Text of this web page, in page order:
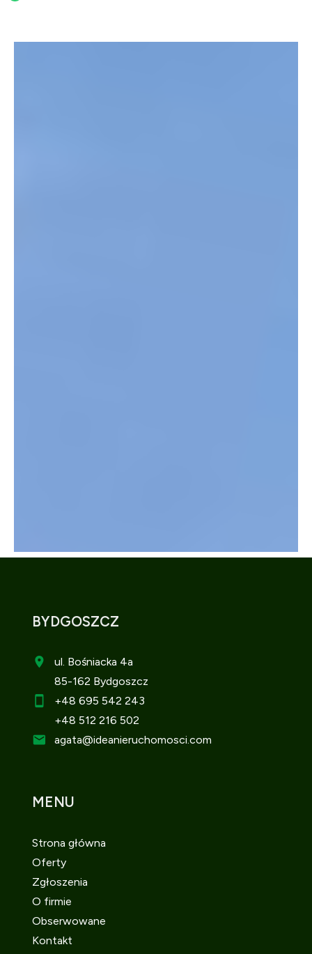
BYDGOSZCZ
ul. Bośniacka 4a
85-162 Bydgoszcz
+48 695 542 243
+48 512 216 502
agata@ideanieruchomosci.com
MENU
Strona główna
Oferty
Zgłoszenia
O firmie
Obserwowane
Kontakt